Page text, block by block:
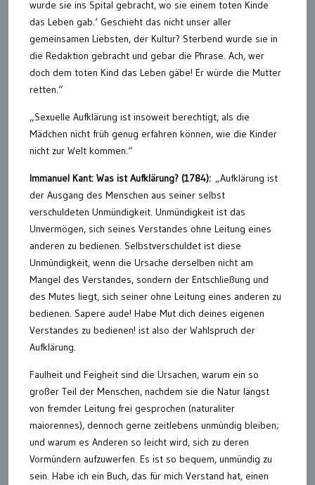
wurde sie ins Spital gebracht, wo sie einem toten Kinde
das Leben gab.‘ Geschieht das nicht unser aller
gemeinsamen Liebsten, der Kultur? Sterbend wurde sie in
die Redaktion gebracht und gebar die Phrase. Ach, wer
doch dem toten Kind das Leben gäbe! Er würde die Mutter
retten.“
„Sexuelle Aufklärung ist insoweit berechtigt, als die
Mädchen nicht früh genug erfahren können, wie die Kinder
nicht zur Welt kommen.“
Immanuel Kant: Was ist Aufklärung? (1784): „Aufklärung ist
der Ausgang des Menschen aus seiner selbst
verschuldeten Unmündigkeit. Unmündigkeit ist das
Unvermögen, sich seines Verstandes ohne Leitung eines
anderen zu bedienen. Selbstverschuldet ist diese
Unmündigkeit, wenn die Ursache derselben nicht am
Mangel des Verstandes, sondern der Entschließung und
des Mutes liegt, sich seiner ohne Leitung eines anderen zu
bedienen. Sapere aude! Habe Mut dich deines eigenen
Verstandes zu bedienen! ist also der Wahlspruch der
Aufklärung.
Faulheit und Feigheit sind die Ursachen, warum ein so
großer Teil der Menschen, nachdem sie die Natur längst
von fremder Leitung frei gesprochen (naturaliter
maiorennes), dennoch gerne zeitlebens unmündig bleiben;
und warum es Anderen so leicht wird, sich zu deren
Vormündern aufzuwerfen. Es ist so bequem, unmündig zu
sein. Habe ich ein Buch, das für mich Verstand hat, einen